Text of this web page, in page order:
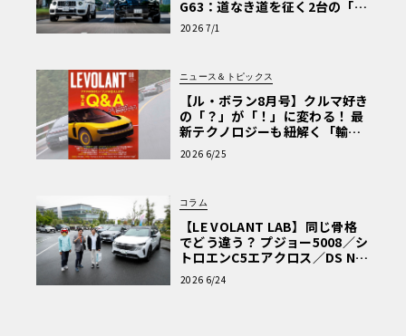
G63：道なき道を征く2台の「対
極的アプローチ」
2026 7/1
ニュース＆トピックス
【ル・ボラン8月号】クルマ好き
の「？」が「！」に変わる！ 最
新テクノロジーも紐解く「輸入
車Q&A」
2026 6/25
コラム
【LE VOLANT LAB】同じ骨格
でどう違う？ プジョー5008／シ
トロエンC5エアクロス／DS Nº4
読者一気乗りレポート
2026 6/24